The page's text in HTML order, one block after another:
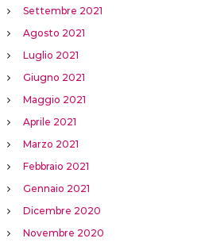
Settembre 2021
Agosto 2021
Luglio 2021
Giugno 2021
Maggio 2021
Aprile 2021
Marzo 2021
Febbraio 2021
Gennaio 2021
Dicembre 2020
Novembre 2020